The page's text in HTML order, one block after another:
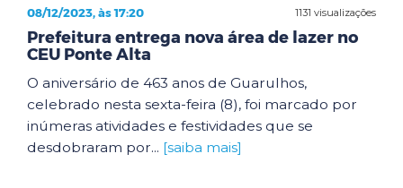
1131 visualizações
08/12/2023, às 17:20
Prefeitura entrega nova área de lazer no
CEU Ponte Alta
O aniversário de 463 anos de Guarulhos,
celebrado nesta sexta-feira (8), foi marcado por
inúmeras atividades e festividades que se
desdobraram por... [saiba mais]